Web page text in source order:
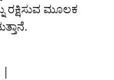
ರಕ್ಷಿಸುವ ಮೂಲಕ
|